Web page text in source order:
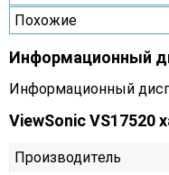
Похожие
Информационный
Информационный
ViewSonic VS17520
Производитель